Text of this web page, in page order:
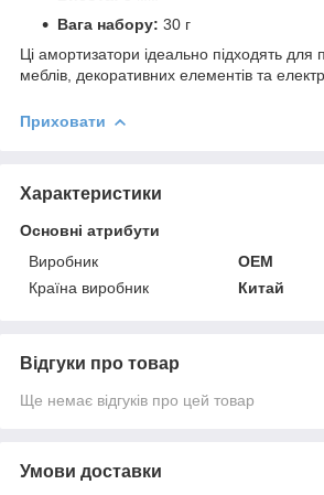
Вага набору: 30 г
Ці амортизатори ідеально підходять для
меблів, декоративних елементів та
Приховати
Характеристики
Основні атрибути
Виробник
OEM
Країна виробник
Китай
Відгуки про товар
Ще немає відгуків про цей товар
Умови доставки